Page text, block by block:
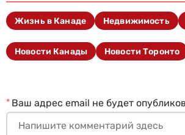
Жизнь в Канаде Недвижимость
Новости Канады Новости Торонто
Ваш адрес email не будет
*